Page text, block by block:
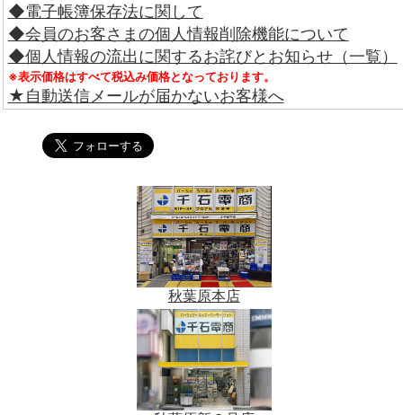
◆電子帳簿保存法に関して
◆会員のお客さまの個人情報削除機能について
◆個人情報の流出に関するお詫びとお知らせ（一覧）
※表示価格はすべて税込み価格となっております。
★自動送信メールが届かないお客様へ
秋葉原本店